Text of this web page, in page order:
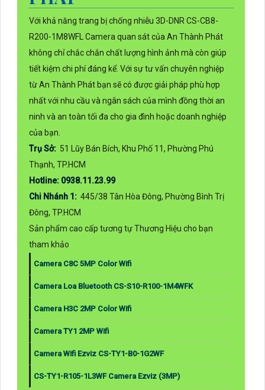
Với khả năng trang bị chống nhiễu 3D-DNR CS-CB8-
R200-1M8WFL Camera quan sát của An Thành Phát
không chỉ chắc chắn chất lượng hình ảnh mà còn giúp
tiết kiệm chi phí đáng kể. Với sự tư vấn chuyên nghiệp
từ An Thành Phát bạn sẽ có được giải pháp phù hợp
nhất với nhu cầu và ngân sách của mình đồng thời an
ninh và an toàn tối đa cho gia đình hoặc doanh nghiệp
của bạn.
Trụ Sở: 51 Lũy Bán Bích, Khu Phố 11, Phường Phú
Thạnh, TP.HCM
Hotline: 0938.11.23.99
Chi Nhánh 1: 445/38 Tân Hòa Đông, Phường Bình Trị
Đông, TP.HCM
Sản phẩm cao cấp tương tự Thương Hiệu cho bạn
tham khảo
Camera C8C 5MP Color Wifi
Camera Loa Bluetooth CS-S10-R100-1M4WFK
Camera H3C 2MP Color Wifi
Camera TY1 2MP Wifi
Camera Wifi Ezviz CS-TY1-B0-1G2WF
CS-TY1-R105-1L3WF Camera Ezviz (3MP)